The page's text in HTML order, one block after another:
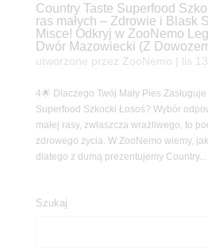
Country Taste Superfood
ras małych – Zdrowie i Blask
Misce! Odkryj w ZooNemo
Dwór Mazowiecki (Z
utworzone przez ZooNemo lis
4🌟 Dlaczego Twój Mały Pies
Superfood Szkocki Łosoś? Wybór
małej rasy, zwłaszcza wrażliwego, to
zdrowego życia. W ZooNemo wiemy,
dlatego z dumą prezentujemy Country...
Szukaj